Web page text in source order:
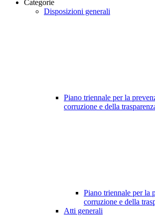
Categorie
Disposizioni generali
Piano triennale per la
corruzione e della
Piano triennale per la
corruzione e della
Atti generali